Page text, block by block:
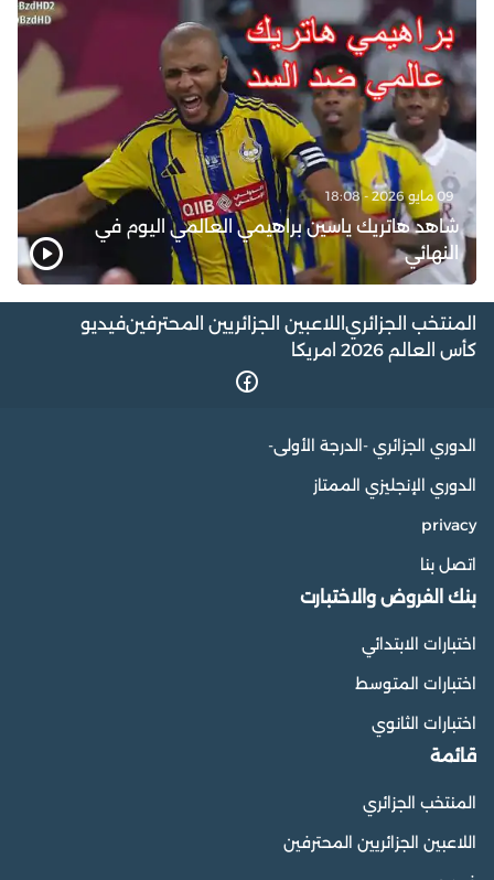
09 مايو 2026 - 18:08
شاهد هاتريك ياسين براهيمي العالمي اليوم في
النهائي
المنتخب الجزائري اللاعبين الجزائريين المحترفينفيديو
كأس العالم 2026 امريكا
الدوري الجزائري -الدرجة الأولى-
الدوري الإنجليزي الممتاز
privacy
اتصل بنا
بنك الفروض والاختبارت
اختبارات الابتدائي
اختبارات المتوسط
اختبارات الثانوي
قائمة
المنتخب الجزائري
اللاعبين الجزائريين المحترفين